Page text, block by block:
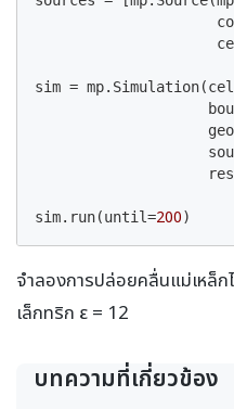
sim =
sim.run(until=200)
จำลองการปล่อยคลื่นแม่เหล็
เล็กทริก ε = 12
บทความที่เกี่ยวข้อง